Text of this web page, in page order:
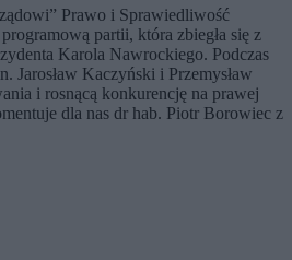
Prawo i Sprawiedliwość
partii, która zbiegła się z
Karola Nawrockiego. Podczas
Jarosław Kaczyński i Przemysław
i rosnącą konkurencję na prawej
dla nas dr hab. Piotr Borowiec z